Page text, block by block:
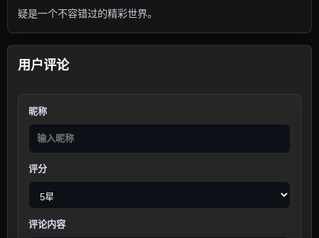
疑是一个不容错过的精彩世界。
用户评论
昵称
评分
评论内容